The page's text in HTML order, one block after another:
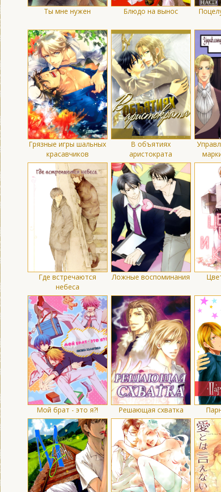
Ты мне нужен Блюдо на вынос
Грязные игры шальных
красавчиков
В объятиях
аристократа
Где встречаются
небеса
Ложные воспоминания
Мой брат - это я?! Решающая схватка